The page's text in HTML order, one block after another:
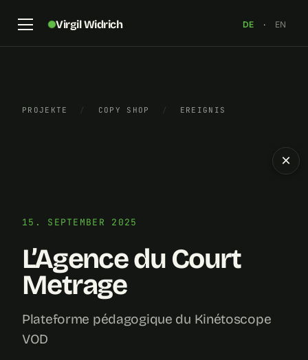
Virgil Widrich DE · EN
PROJEKTE / COPY SHOP / EREIGNIS
15. SEPTEMBER 2025
L’Agence du Court
Metrage
Plateforme pédagogique du Kinétoscope
VOD
×